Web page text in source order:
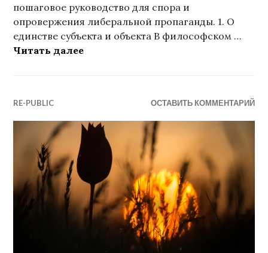
пошаговое руководство для спора и
опровержения либеральной пропаганды. 1. О
единстве субъекта и объекта В философском …
Читать далееПротив либерализма: шесть
RE-PUBLIC ОСТАВИТЬ КОММЕНТАРИЙ